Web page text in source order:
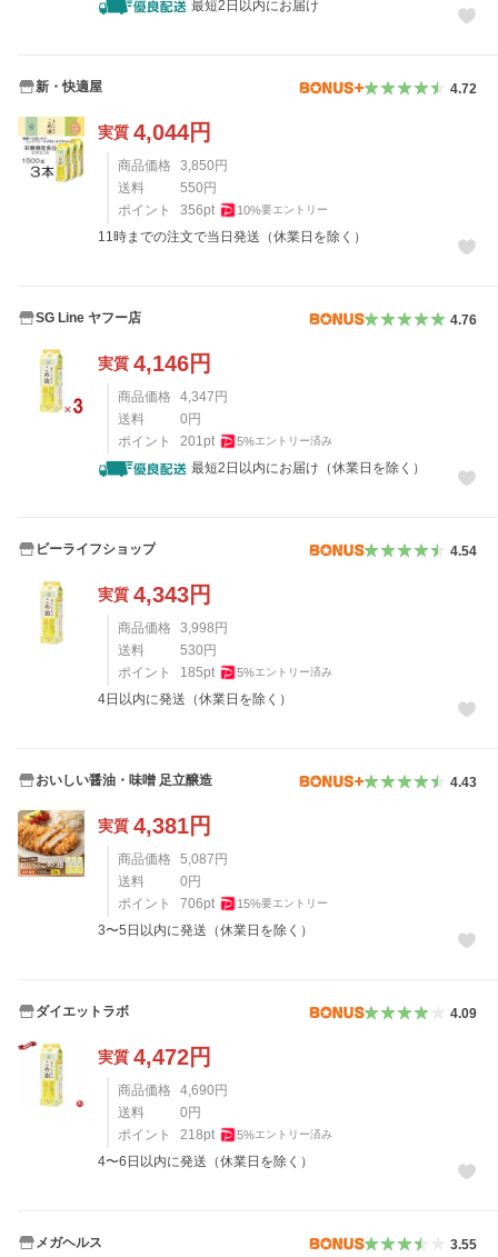
最短2日以内にお届け
新・快適屋 4.72
実質 4,044円
商品価格 3,850円
送料
550円
ポイント
356pt 10%要エントリー
11時までの注文で当日発送（休業日を除く）
SG Line ヤフー店 4.76
実質 4,146円
商品価格 4,347円
送料
0円
ポイント
201 pt 5%エントリー済み
最短2日以内にお届け（休業日を除く）
ビーライフショップ 4.54
実質 4,343円
商品価格 3,998円
送料
530円
ポイント
185pt 5%エントリー済み
4日以内に発送（休業日を除く）
おいしい醤油・味噌 足立醸造 4.43
実質 4,381円
商品価格 5,087円
送料
0円
ポイント
706pt 15%要エントリー
3〜5日以内に発送（休業日を除く）
ダイエットラボ 4.09
実質 4,472円
商品価格 4,690円
送料
0円
ポイント
218pt 5%エントリー済み
4〜6日以内に発送（休業日を除く）
メガヘルス 3.55